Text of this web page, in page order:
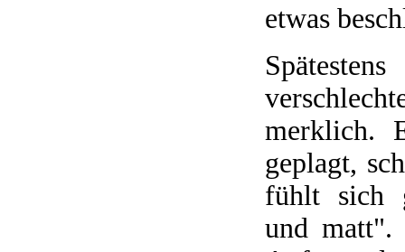
etwas
merklich.
geplagt,
fühlt sich
und matt".